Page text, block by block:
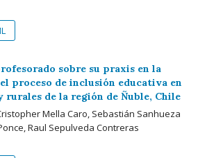
sobre su praxis en la
proceso de inclusión educativa en
rurales de la región de Ñuble, Chile
Mella Caro, Sebastián Sanhueza
Raul Sepulveda Contreras